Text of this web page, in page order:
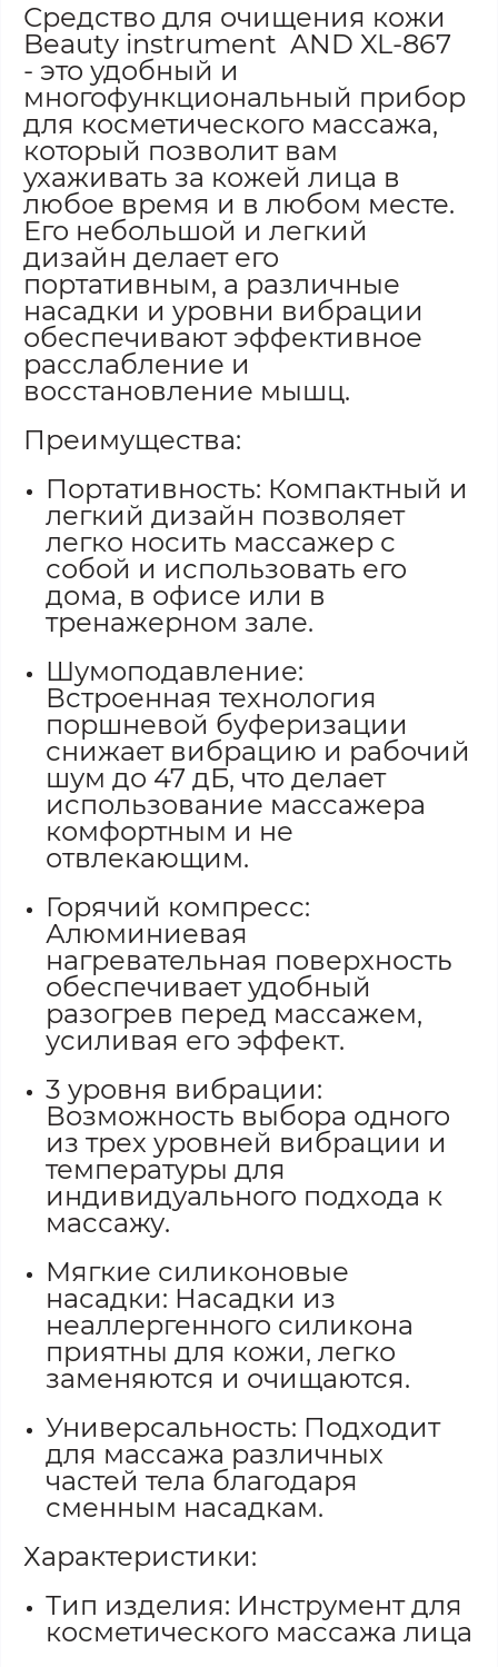
Средство для очищения кожи
Beauty instrument AND XL-867
- это удобный и
многофункциональный прибор
для косметического массажа,
который позволит вам
ухаживать за кожей лица в
любое время и в любом месте.
Его небольшой и легкий
дизайн делает его
портативным, а различные
насадки и уровни вибрации
обеспечивают эффективное
расслабление и
восстановление мышц.
Преимущества:
Портативность: Компактный и
легкий дизайн позволяет
легко носить массажер с
собой и использовать его
дома, в офисе или в
тренажерном зале.
Шумоподавление:
Встроенная технология
поршневой буферизации
снижает вибрацию и рабочий
шум до 47 дБ, что делает
использование массажера
комфортным и не
отвлекающим.
Горячий компресс:
Алюминиевая
нагревательная поверхность
обеспечивает удобный
разогрев перед массажем,
усиливая его эффект.
3 уровня вибрации:
Возможность выбора одного
из трех уровней вибрации и
температуры для
индивидуального подхода к
массажу.
Мягкие силиконовые
насадки: Насадки из
неаллергенного силикона
приятны для кожи, легко
заменяются и очищаются.
Универсальность: Подходит
для массажа различных
частей тела благодаря
сменным насадкам.
Характеристики:
Тип изделия: Инструмент для
косметического массажа лица